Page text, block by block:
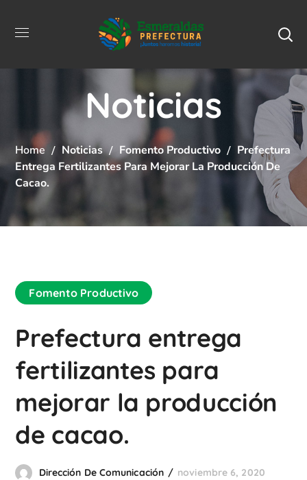
Noticias
Home Noticias Fomento Productivo
Prefectura
Entrega Fertilizantes Para Mejorar La Producción De
Cacao.
Fomento Productivo
Prefectura entrega
fertilizantes para
mejorar la producción
de cacao.
Dirección De Comunicación noviembre 6, 2020